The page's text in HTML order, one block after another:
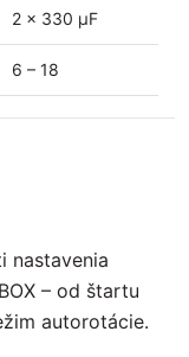
2 × 330 µF
6 – 18
nastavenia
– od štartu
autorotácie.